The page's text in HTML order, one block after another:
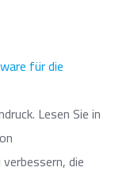
Lesen Sie in
die